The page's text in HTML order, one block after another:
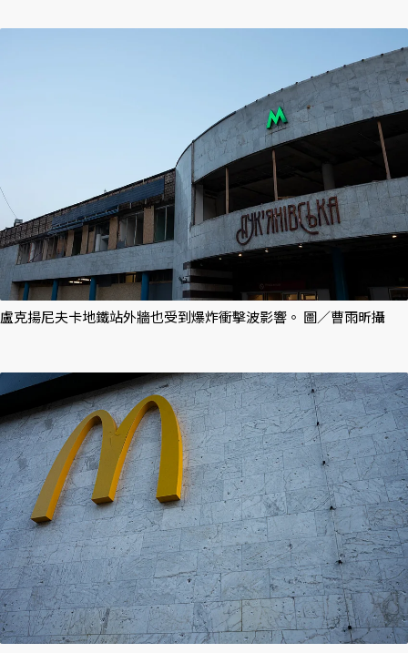
盧克揚尼夫卡地鐵站外牆也受到爆炸衝擊波影響。 圖／曹雨昕攝